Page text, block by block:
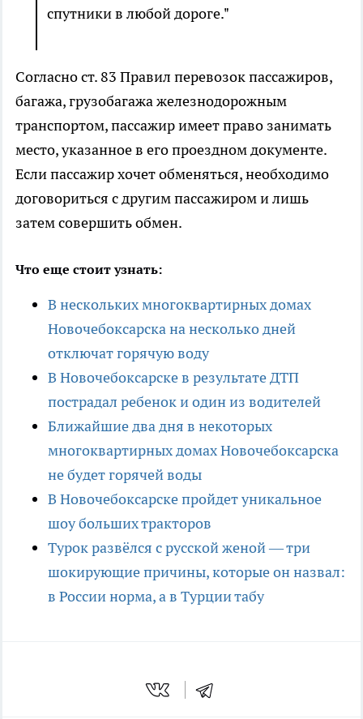
спутники в любой дороге."
Согласно ст. 83 Правил перевозок пассажиров,
багажа, грузобагажа железнодорожным
транспортом, пассажир имеет право занимать
место, указанное в его проездном документе.
Если пассажир хочет обменяться, необходимо
договориться с другим пассажиром и лишь
затем совершить обмен.
Что еще стоит узнать:
В нескольких многоквартирных домах
Новочебоксарска на несколько дней
отключат горячую воду
В Новочебоксарске в результате ДТП
пострадал ребенок и один из водителей
Ближайшие два дня в некоторых
многоквартирных домах Новочебоксарска
не будет горячей воды
В Новочебоксарске пройдет уникальное
шоу больших тракторов
Турок развёлся с русской женой — три
шокирующие причины, которые он назвал:
в России норма, а в Турции табу